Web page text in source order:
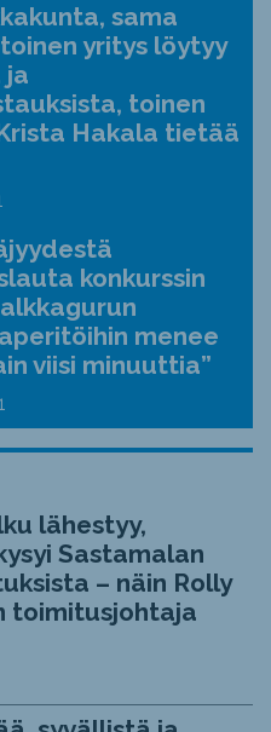
sama
yritys löytyy
ja
toinen
Hakala tietää
konkurssin
menee
viisi minuuttia”
lähestyy,
Sastamalan
– näin Rolly
toimitusjohtaja